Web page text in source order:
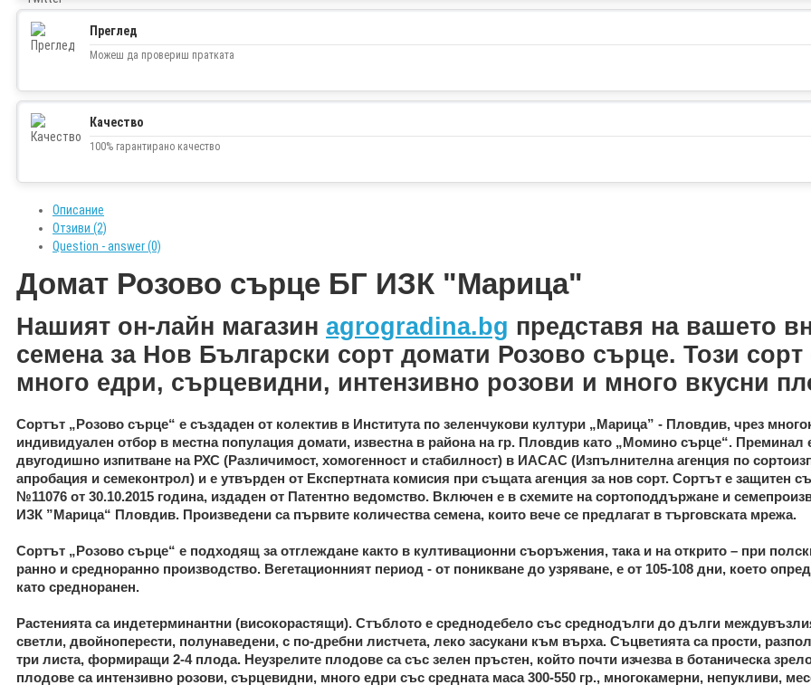
Преглед
Можеш да провериш пратката
Качество
100% гарантирано качество
Описание
Отзиви (2)
Question - answer (0)
Домат Розово сърце БГ ИЗК "Марица"
Нашият он-лайн магазин agrogradina.bg представя на вашето
семена заНов Български сорт домати Розово сърце. Този сорт
много едри, сърцевидни, интензивно розови и много вкусни
Сортът „Розово сърце“ е създаден от колектив в Института по зеленчукови култури „Марица” - Пловдив, чрез
индивидуален отбор в местна популация домати, известна в района на гр. Пловдив като „Момино сърце“.
двугодишно изпитване на РХС (Различимост, хомогенност и стабилност) в ИАСАС (Изпълнителна агенция по
апробация и семеконтрол) и е утвърден от Експертната комисия при същата агенция за нов сорт. Сортът е защитен
№11076 от 30.10.2015 година, издаден от Патентно ведомство. Включен е в схемите на сортоподдържане и
ИЗК ”Марица“ Пловдив. Произведени са първите количества семена, които вече се предлагат в търговската мрежа.
Сортът „Розово сърце“ е подходящ за отглеждане както в култивационни съоръжения, така и на открито – при
ранно и средноранно производство. Вегетационният период - от поникване до узряване, е от 105-108 дни, което
като средноранен.
Растенията са индетерминантни (високорастящи). Стъблото е среднодебело със среднодълги до дълги
светли, двойноперести, полунаведени, с по-дребни листчета, леко засукани към върха. Съцветията са прости,
три листа, формиращи 2-4 плода. Неузрелите плодове са със зелен пръстен, който почти изчезва в ботаническа
плодове са интензивно розови, сърцевидни, много едри със средната маса 300-550 гр., многокамерни, непукливи,